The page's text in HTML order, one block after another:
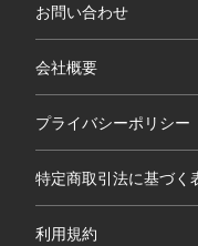
お問い合わせ
会社概要
プライバシーポリシー
特定商取引法に基づく
利用規約